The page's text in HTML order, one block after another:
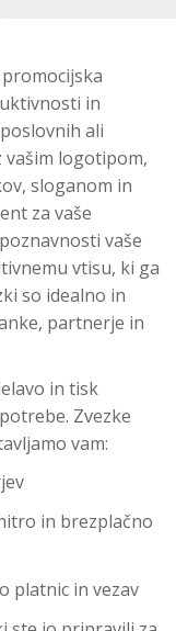
in
ali
vašim logotipom,
sloganom in
za vaše
vaše
vtisu, ki ga
so idealno in
partnerje in
in tisk
Zvezke
vam:
in brezplačno
platnic in vezav